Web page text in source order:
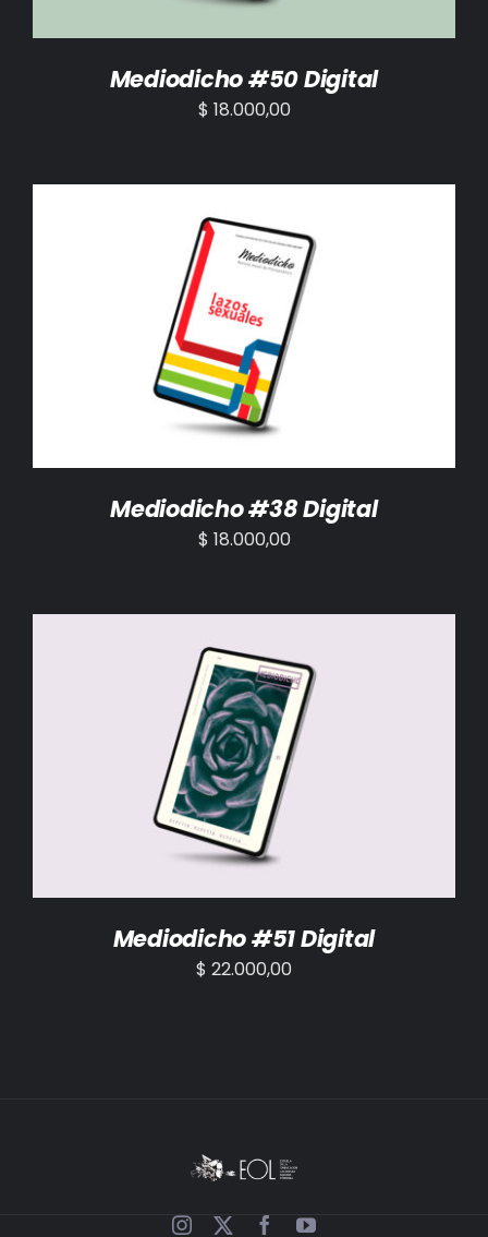
Mediodicho #50 Digital
$ 18.000,00
AÑADIR AL CARRITO /
Mediodicho #38 Digital
$ 18.000,00
AÑADIR AL CARRITO /
Mediodicho #51 Digital
$ 22.000,00